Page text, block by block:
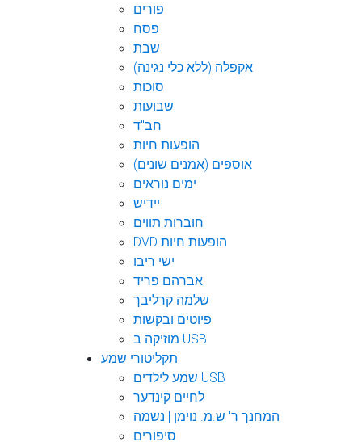
פורים
פסח
שבת
אקפלה (ללא כלי נגינה)
סוכות
שבועות
חב"ד
הופעות חיות
אוספים (אמנים שונים)
ימים נוראים
יידיש
חוברות תווים
DVD הופעות חיות
ישי ריבו
אברהם פריד
שלמה קרליבך
פיוטים ובקשות
מוזיקה ב USB
תקליטורי שמע
שמע לילדים USB
לחיים קינדער
המחנך ר' ש.מ. נוימן | נשמה
סיפורים